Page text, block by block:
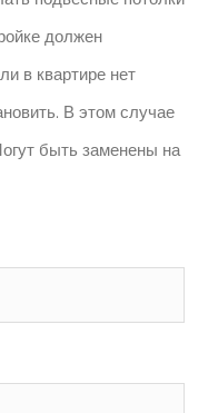
должен
в квартире нет
В этом случае
быть заменены на